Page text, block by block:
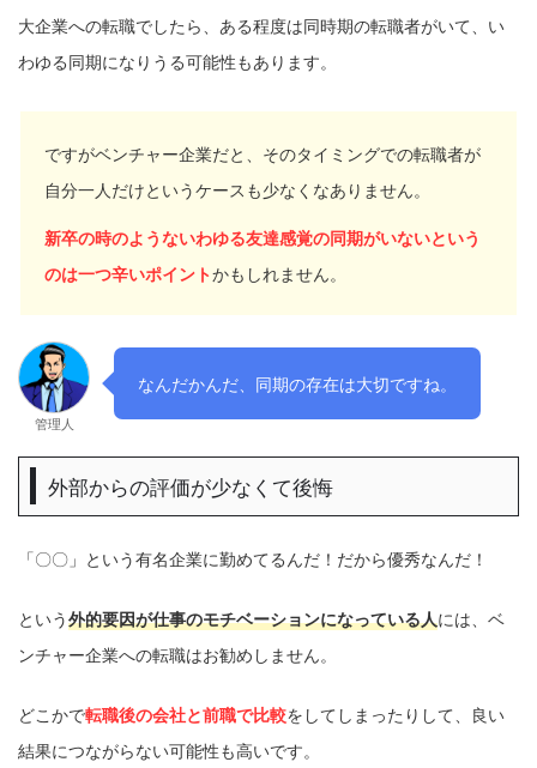
大企業への転職でしたら、ある程度は同時期の転職者がいて、い
わゆる同期になりうる可能性もあります。
ですがベンチャー企業だと、そのタイミングでの転職者が
自分一人だけというケースも少なくなありません。
新卒の時のようないわゆる友達感覚の同期がいないという
のは一つ辛いポイントかもしれません。
管理人
なんだかんだ、同期の存在は大切ですね。
外部からの評価が少なくて後悔
「〇〇」という有名企業に勤めてるんだ！だから優秀なんだ！
という外的要因が仕事のモチベーションになっている人には、ベ
ンチャー企業への転職はお勧めしません。
どこかで転職後の会社と前職で比較をしてしまったりして、良い
結果につながらない可能性も高いです。